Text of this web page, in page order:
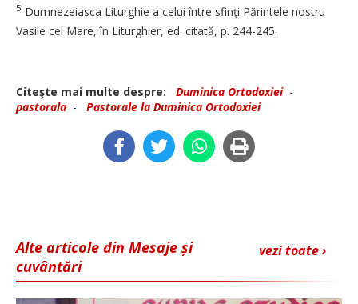
5 Dumnezeiasca Liturghie a celui între sfinţi Părintele nostru
Vasile cel Mare, în Liturghier, ed. citată, p. 244-245.
Citeşte mai multe despre: Duminica Ortodoxiei-
pastorala - Pastorale la Duminica Ortodoxiei
vezi toate ›
Alte articole din Mesaje și
cuvântări